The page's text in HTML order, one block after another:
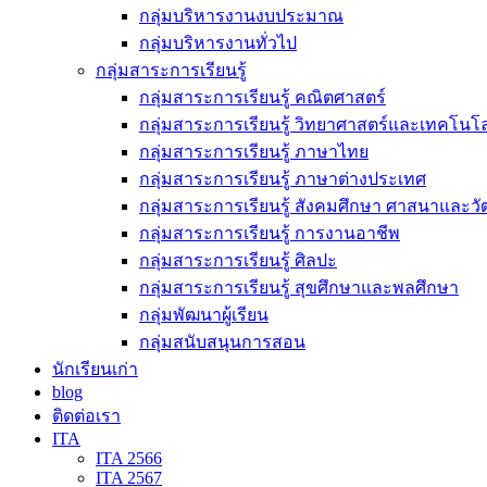
กลุ่มบริหารงานงบประมาณ
กลุ่มบริหารงานทั่วไป
กลุ่มสาระการเรียนรู้
กลุ่มสาระการเรียนรู้ คณิตศาสตร์
กลุ่มสาระการเรียนรู้ วิทยาศาสตร์และเทคโนโ
กลุ่มสาระการเรียนรู้ ภาษาไทย
กลุ่มสาระการเรียนรู้ ภาษาต่างประเทศ
กลุ่มสาระการเรียนรู้ สังคมศึกษา ศาสนาและ
กลุ่มสาระการเรียนรู้ การงานอาชีพ
กลุ่มสาระการเรียนรู้ ศิลปะ
กลุ่มสาระการเรียนรู้ สุขศึกษาและพลศึกษา
กลุ่มพัฒนาผู้เรียน
กลุ่มสนับสนุนการสอน
นักเรียนเก่า
blog
ติดต่อเรา
ITA
ITA 2566
ITA 2567